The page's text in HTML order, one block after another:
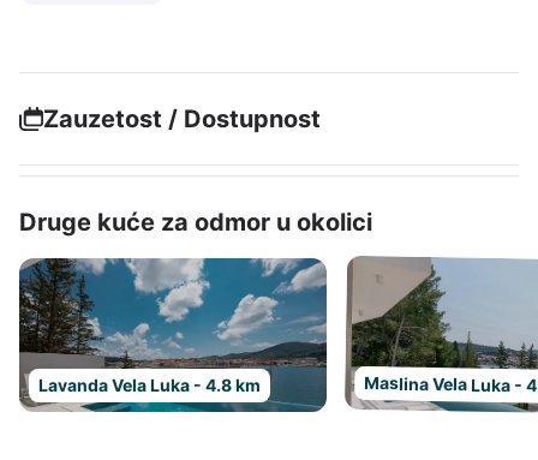
Zauzetost / Dostupnost
Druge kuće za odmor u okolici
Lavanda Vela Luka - 4.8 km Maslina Vela Luka -